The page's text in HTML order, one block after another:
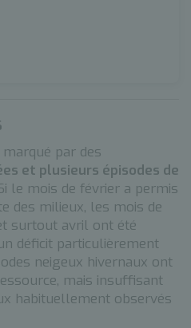
par des
et plusieurs épisodes de
le mois de février a permis
des milieux, les mois de
surtout avril ont été
déficit particulièrement
neigeux hivernaux ont
mais insuffisant
habituellement observés